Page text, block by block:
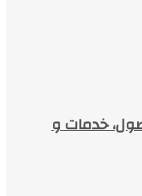
خدمات و